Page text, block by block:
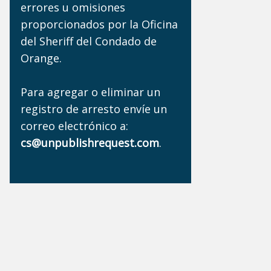
errores u omisiones
proporcionados por la Oficina
del Sheriff del Condado de
Orange.
Para agregar o eliminar un
registro de arresto envíe un
correo electrónico a:
cs@unpublishrequest.com.